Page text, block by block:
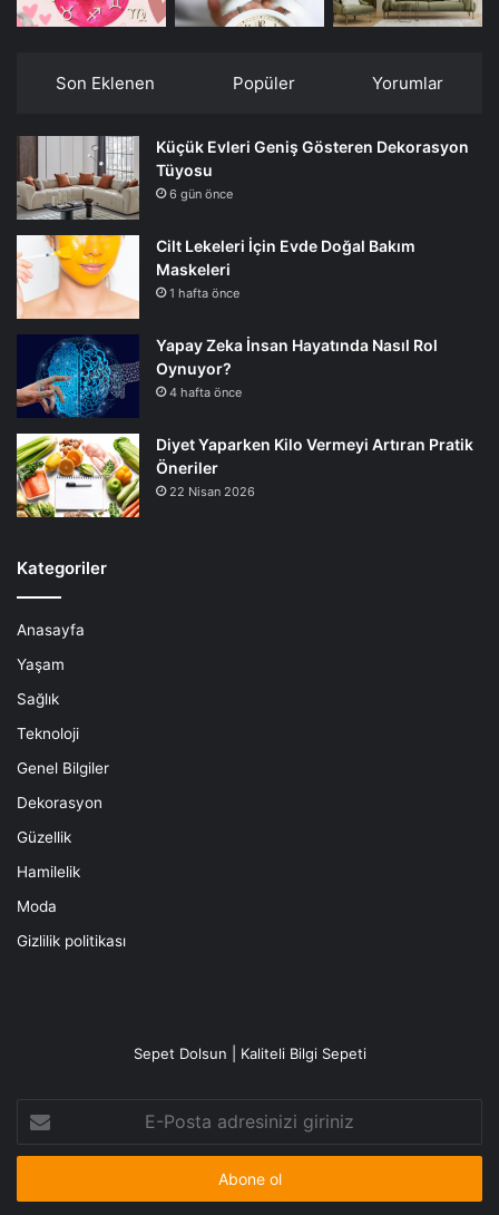
Son Eklenen Popüler Yorumlar
Küçük Evleri Geniş Gösteren Dekorasyon
Tüyosu
6 gün önce
Cilt Lekeleri İçin Evde Doğal Bakım
Maskeleri
1 hafta önce
Yapay Zeka İnsan Hayatında Nasıl Rol
Oynuyor?
4 hafta önce
Diyet Yaparken Kilo Vermeyi Artıran Pratik
Öneriler
22 Nisan 2026
Kategoriler
Anasayfa
Yaşam
Sağlık
Teknoloji
Genel Bilgiler
Dekorasyon
Güzellik
Hamilelik
Moda
Gizlilik politikası
Sepet Dolsun | Kaliteli Bilgi Sepeti
Posta
adresinizi